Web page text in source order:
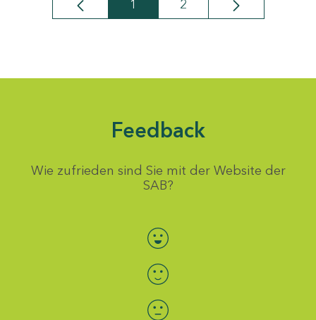
Seite
1 Seite
2
Feedback
Wie zufrieden sind Sie mit der Website der
SAB?
Bewertung auswählen